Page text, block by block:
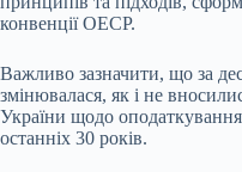
конвенції ОЕСР.
Важливо зазначити, що за
змінювалася, як і не
України щодо
останніх 30 років.